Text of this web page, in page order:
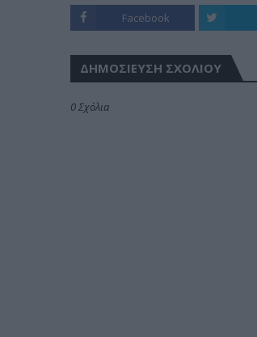
Facebook
ΔΗΜΟΣΊΕΥΣΗ ΣΧΟΛΊΟΥ
0 Σχόλια